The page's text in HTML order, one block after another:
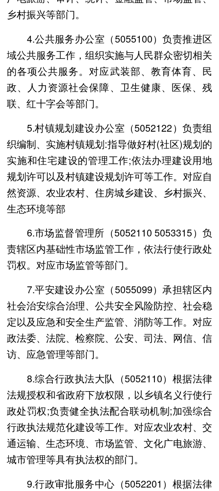
乡村振兴等部门。
4.公共服务办公室（5055100）负责推进区
域公共服务工作，组织实施与人民群众密切相关
的各项公共服务。对应武装部、教育体育、民
政、人力资源社会保障、卫生健康、医保、残
联、红十字会等部门。
5.村镇规划建设办公室（5052122）负责组
织编制、实施村镇规划:指导做好村(社区)规划的
实施和住宅建设的管理工作;依法办理建设用地
规划许可以及村镇建设规划许可等工作。对应自
然资源、农业农村、住房城乡建设、乡村振兴、
生态环境等部
6.市场监督管理所（5052110 5053315）负
责辖区内基础性市场监管工作，依法行使行政处
罚权。对应市场监管等部门。
7.平安建设办公室（5055099）承担辖区内
社会治安综合治理、公共安全风险防控、社会稳
定以及应急和安全生产监管、消防等工作。对应
政法委、法院、检察院、公安、司法、网信、信
访、应急管理等部门。
8.综合行政执法大队（5052110）根据法律
法规授权和省政府下放权限，以乡镇名义行使行
政处罚权;负责健全执法配合联动机制;加强综合
行政执法规范化建设等工作。对应农业农村、交
通运输、生态环境、市场监管、文化广电旅游、
城市管理等具有执法权的部门。
9.行政审批服务中心（5052201）根据法律